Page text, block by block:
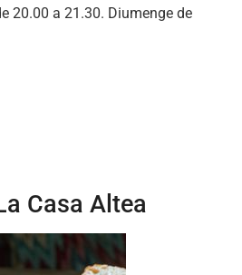
20.00 a 21.30. Diumenge de
Casa Altea